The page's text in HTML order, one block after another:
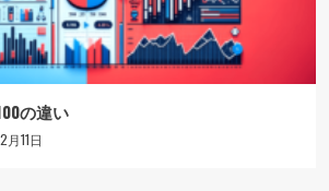
の違い
11日